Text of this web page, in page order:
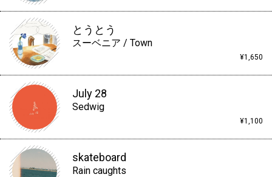
とうとう
スーベニア / Town
¥1,650
July 28
Sedwig
¥1,100
skateboard
Rain caughts